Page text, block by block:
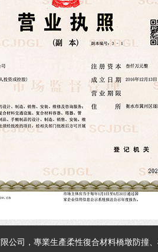
公司，專業生產柔性復合材料橋墩防撞